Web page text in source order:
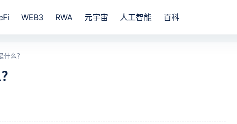
WEB3 RWA 元宇宙 人工智能 百科
么？